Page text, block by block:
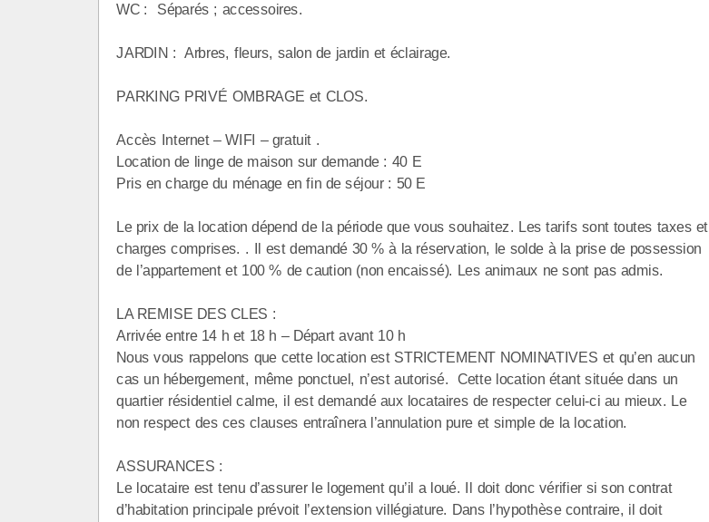
WC : Séparés ; accessoires.
JARDIN : Arbres, fleurs, salon de jardin et éclairage.
PARKING PRIVÉ OMBRAGE et CLOS.
Accès Internet – WIFI – gratuit .
Location de linge de maison sur demande : 40 E
Pris en charge du ménage en fin de séjour : 50 E
Le prix de la location dépend de la période que vous souhaitez. Les tarifs sont toutes taxes et
charges comprises. . Il est demandé 30 % à la réservation, le solde à la prise de possession
de l’appartement et 100 % de caution (non encaissé). Les animaux ne sont pas admis.
LA REMISE DES CLES :
Arrivée entre 14 h et 18 h – Départ avant 10 h
Nous vous rappelons que cette location est STRICTEMENT NOMINATIVES et qu’en aucun
cas un hébergement, même ponctuel, n’est autorisé. Cette location étant située dans un
quartier résidentiel calme, il est demandé aux locataires de respecter celui-ci au mieux. Le
non respect des ces clauses entraînera l’annulation pure et simple de la location.
ASSURANCES :
Le locataire est tenu d’assurer le logement qu’il a loué. Il doit donc vérifier si son contrat
d’habitation principale prévoit l’extension villégiature. Dans l’hypothèse contraire, il doit